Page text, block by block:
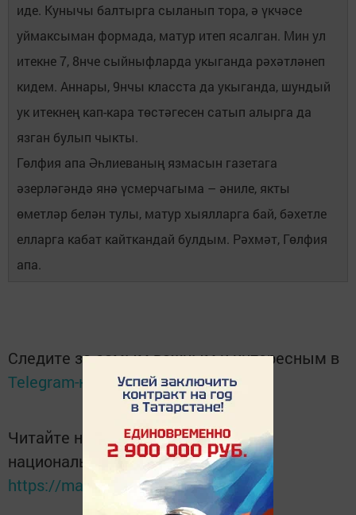
иде. Кунычы балтырга сыланып тора, ә үкчәсе
уймаксыман формада, матур итеп ясалган. Мин ул
итекне 7, 8нче сыйныфларда укыганда рәхәтләнеп
кидем. Аннары, 9нчы класста да укыганда, шундый
ук итекнең кап-кара төстәгесен сатып алырга да
язган булып чыкты.
Гөлфия апа Әһлиеваның язмасын газетага
әзерләгәндә янә үсмерчагыма – әниле, якты
өметләр белән тулы, матур хыялларга бай, бәхетле
елларга кабат кайткандай булдым. Рәхмәт, Гөлфия
апа.
Следите за самым важным и интересным в
Telegram-каналеТатмедиа
Читайте новости Татарстана в
национальном мессенджере MАХ:
https://max.ru/tatmedia